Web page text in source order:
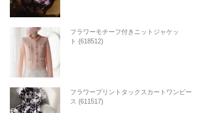
フラワーモチーフ付きニットジャケッ
ト (618512)
フラワープリントタックスカートワンピー
ス (611517)